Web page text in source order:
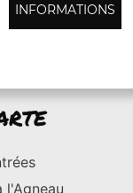
INFORMATIONS
l'Agneau